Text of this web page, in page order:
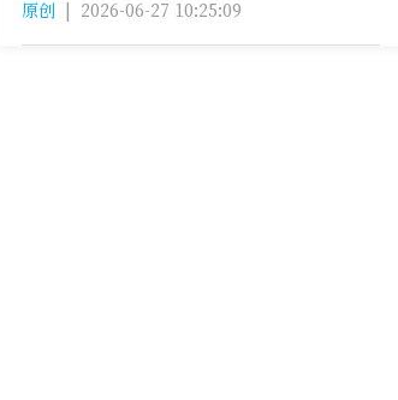
原创 | 2026-06-27 10:25:09